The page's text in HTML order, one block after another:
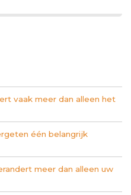
vaak meer dan alleen het
één belangrijk
meer dan alleen uw